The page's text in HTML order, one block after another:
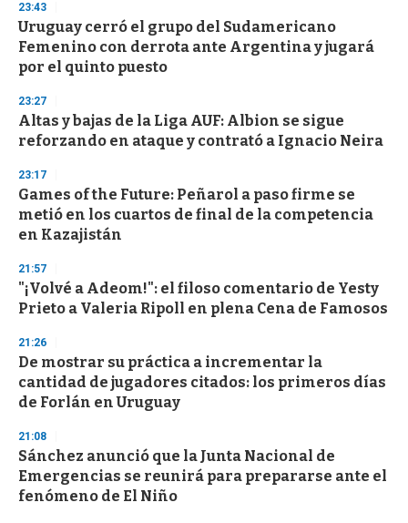
3
s
e
c
o
d
s
23:43
Uruguay cerró el grupo del Sudamericano
Femenino con derrota ante Argentina y jugará
por el quinto puesto
23:27
Altas y bajas de la Liga AUF: Albion se sigue
reforzando en ataque y contrató a Ignacio Neira
23:17
Games of the Future: Peñarol a paso firme se
metió en los cuartos de final de la competencia
en Kazajistán
21:57
"¡Volvé a Adeom!": el filoso comentario de Yesty
Prieto a Valeria Ripoll en plena Cena de Famosos
21:26
De mostrar su práctica a incrementar la
cantidad de jugadores citados: los primeros días
de Forlán en Uruguay
21:08
Sánchez anunció que la Junta Nacional de
Emergencias se reunirá para prepararse ante el
fenómeno de El Niño